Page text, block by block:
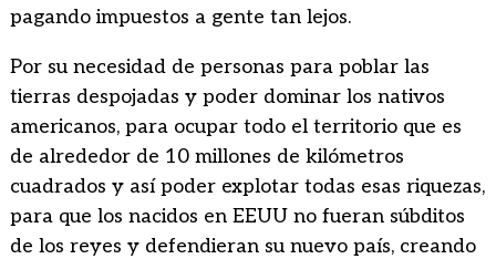
pagando impuestos a gente tan lejos.
Por su necesidad de personas para poblar las
tierras despojadas y poder dominar los nativos
americanos, para ocupar todo el territorio que es
de alrededor de 10 millones de kilómetros
cuadrados y así poder explotar todas esas riquezas,
para que los nacidos en EEUU no fueran súbditos
de los reyes y defendieran su nuevo país, creando